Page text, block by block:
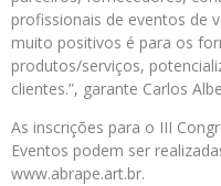
profissionais de eventos de
muito positivos é para os
produtos/serviços,
clientes.”, garante Carlos
As inscrições para o III
Eventos podem ser
www.abrape.art.br.